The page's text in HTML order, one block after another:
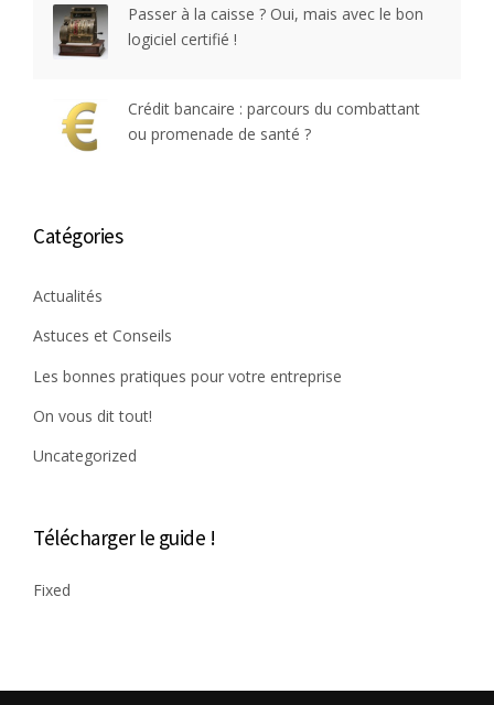
Passer à la caisse ? Oui, mais avec le bon
logiciel certifié !
Crédit bancaire : parcours du combattant
ou promenade de santé ?
Catégories
Actualités
Astuces et Conseils
Les bonnes pratiques pour votre entreprise
On vous dit tout!
Uncategorized
Télécharger le guide !
Fixed